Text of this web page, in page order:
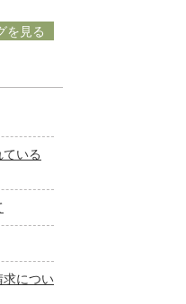
を見る
いる
求につい